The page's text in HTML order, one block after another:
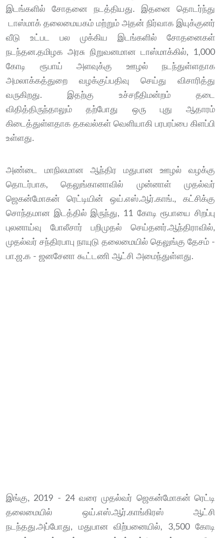
இடங்களில் சோதனை நடத்தியது. இதனை தொடர்ந்து
டாஸ்மாக் தலைமையகம் மற்றும் அதன் நிர்வாக இயுக்குனர்
வீடு உட்பட பல முக்கிய இடங்களில் சோதனைகள்
நடந்தன.தமிழக அரசு நிறுவனமான டாஸ்மாக்கில், 1,000
கோடி ரூபாய் அளவுக்கு ஊழல் நடந்துள்ளதாக
அமலாக்கத்துறை வழக்குப்பதிவு செய்து விசாரித்து
வருகிறது. இதற்கு உச்சநீதிமன்றம் தடை
விதித்திருந்தாலும் தற்போது ஒரு புது ஆதாரம்
கிடைத்துள்ளதாக தகவல்கள் வெளியாகி பரபரப்பை கிளப்பி
உள்ளது.
அண்டை மாநிலமான ஆந்திர மதுபான ஊழல் வழக்கு
தொடர்பாக, தெலுங்கானாவில் முன்னாள் முதல்வர்
ஜெகன்மோகன் ரெட்டியின் ஒய்.எஸ்.ஆர்.காங்., கட்சிக்கு
சொந்தமான இடத்தில் இருந்து, 11 கோடி ரூபாயை சிறப்பு
புலனாய்வு போலீசார் பறிமுதல் செய்தனர்.ஆந்திராவில்,
முதல்வர் சந்திரபாபு நாயுடு தலைமையில் தெலுங்கு தேசம் -
பா.ஜ.க - ஜனசேனா கூட்டணி ஆட்சி அமைந்துள்ளது.
இங்கு, 2019 - 24 வரை முதல்வர் ஜெகன்மோகன் ரெட்டி
தலைமையில் ஒய்.எஸ்.ஆர்.காங்கிரஸ் ஆட்சி
நடந்தது.அப்போது, மதுபான விற்பனையில், 3,500 கோடி